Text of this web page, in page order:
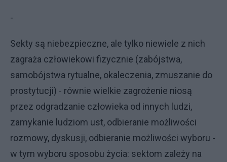
-
Sekty są niebezpieczne, ale tylko niewiele z nich
zagraża człowiekowi fizycznie (zabójstwa,
samobójstwa rytualne, okaleczenia, zmuszanie do
prostytucji) - równie wielkie zagrożenie niosą
przez odgradzanie człowieka od innych ludzi,
zamykanie ludziom ust, odbieranie możliwości
rozmowy, dyskusji, odbieranie możliwości wyboru -
w tym wyboru sposobu życia: sektom zależy na